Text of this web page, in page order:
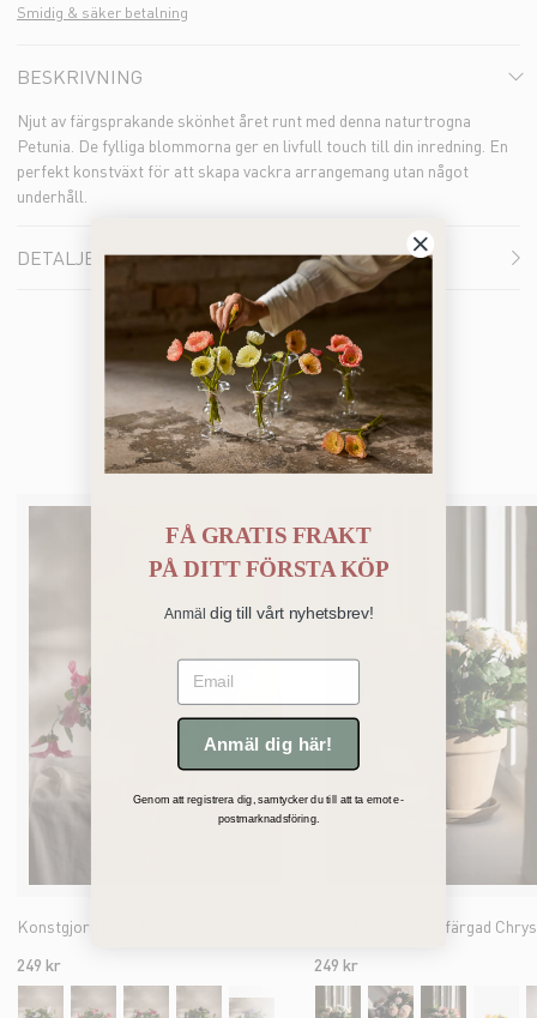
Smidig & säker betalning
BESKRIVNING
Njut av färgsprakande skönhet året runt med denna naturtrogna
Petunia. De fylliga blommorna ger en livfull touch till din inredning. En
perfekt konstväxt för att skapa vackra arrangemang utan något
underhåll.
DETALJER
Du kanske också gillar
Konstgjord rosa Petunia 30cm
249 kr
249 kr
FÅ GRATIS FRAKT
PÅDITT FÖRSTA KÖP
Anmäl dig till vårt nyhetsbrev!
Email
Anmäl dig här!
Genom att registrera dig, samtycker du till att ta emot e-
postmarknadsföring.